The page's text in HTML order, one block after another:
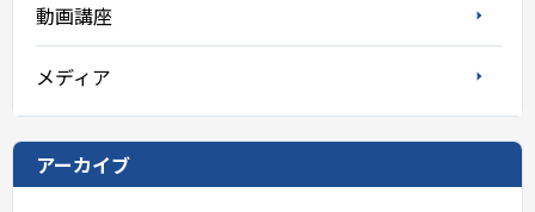
動画講座
メディア
アーカイブ